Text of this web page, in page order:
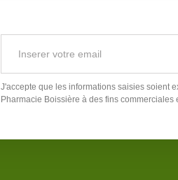
J'accepte que les informations saisies soient
Pharmacie Boissière à des fins commerciales